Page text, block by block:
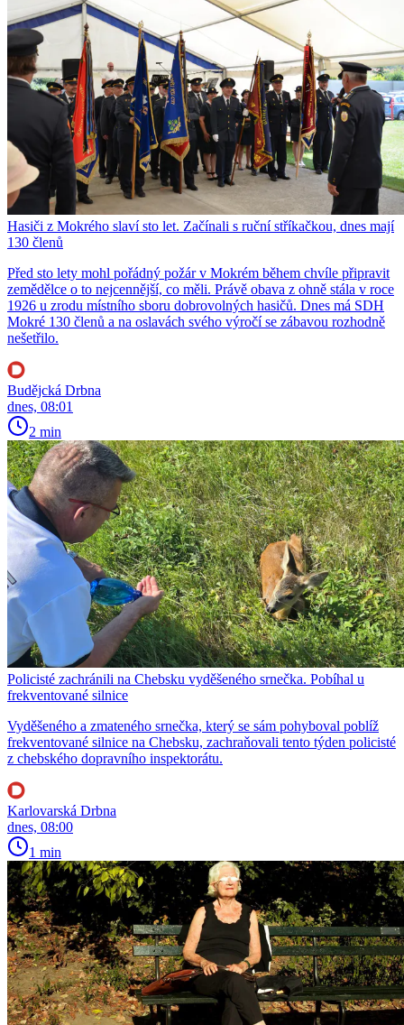
Hasiči z Mokrého slaví sto let. Začínali s ruční stříkačkou, dnes mají
130 členů
Před sto lety mohl pořádný požár v Mokrém během chvíle připravit
zemědělce o to nejcennější, co měli. Právě obava z ohně stála v roce
1926 u zrodu místního sboru dobrovolných hasičů. Dnes má SDH
Mokré 130 členů a na oslavách svého výročí se zábavou rozhodně
nešetřilo.
Budějcká Drbna
dnes, 08:01
2 min
Policisté zachránili na Chebsku vyděšeného srnečka. Pobíhal u
frekventované silnice
Vyděšeného a zmateného srnečka, který se sám pohyboval poblíž
frekventované silnice na Chebsku, zachraňovali tento týden policisté
z chebského dopravního inspektorátu.
Karlovarská Drbna
dnes, 08:00
1 min